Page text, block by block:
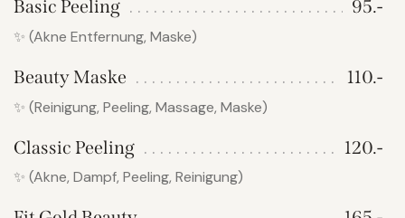
Basic Peeling 95.-
✨ (Akne Entfernung, Maske)
Beauty Maske 110.-
✨ (Reinigung, Peeling, Massage, Maske)
Classic Peeling 120.-
✨ (Akne, Dampf, Peeling, Reinigung)